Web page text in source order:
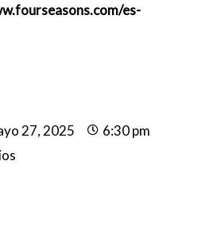
es-
27, 2025
6:30 pm